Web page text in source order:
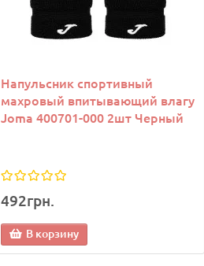
Напульсник спортивный
махровый впитывающий влагу
Joma 400701-000 2шт Черный
492грн.
В корзину